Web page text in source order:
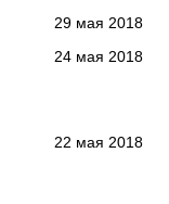
29 мая 2018
24 мая 2018
22 мая 2018